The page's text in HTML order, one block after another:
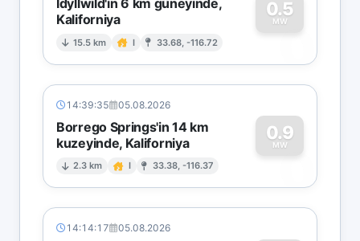
Idyllwild'in 6 km güneyinde,
Kaliforniya
15.5 km I 33.68, -116.72
0.5
MW
0
14:39:35 05.08.2026
Borrego Springs'in 14 km
kuzeyinde, Kaliforniya
2.3 km I 33.38, -116.37
0.9
MW
0
14:14:17 05.08.2026